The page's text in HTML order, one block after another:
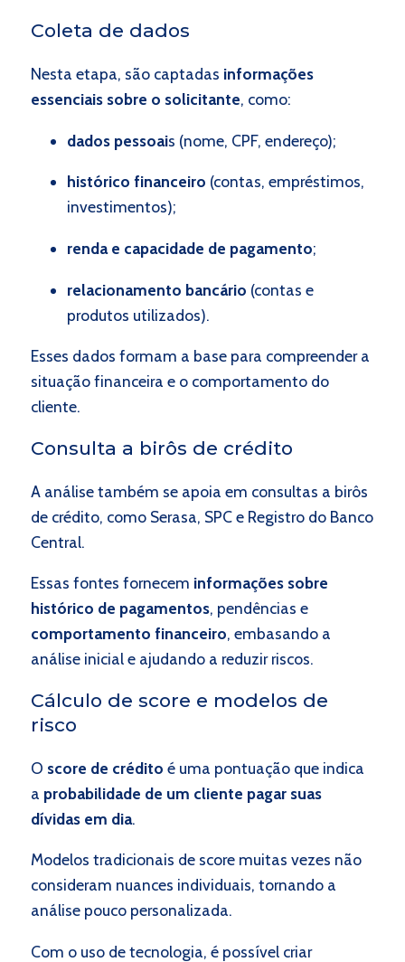
Coleta de dados
Nesta etapa, são captadas informações
essenciais sobre o solicitante, como:
dados pessoais (nome, CPF, endereço);
histórico financeiro (contas, empréstimos,
investimentos);
renda e capacidade de pagamento;
relacionamento bancário (contas e
produtos utilizados).
Esses dados formam a base para compreender a
situação financeira e o comportamento do
cliente.
Consulta a birôs de crédito
A análise também se apoia em consultas a birôs
de crédito, como Serasa, SPC e Registro do Banco
Central.
Essas fontes fornecem informações sobre
histórico de pagamentos, pendências e
comportamento financeiro, embasando a
análise inicial e ajudando a reduzir riscos.
Cálculo de score e modelos de
risco
O score de crédito é uma pontuação que indica
a probabilidade de um cliente pagar suas
dívidas em dia.
Modelos tradicionais de score muitas vezes não
consideram nuances individuais, tornando a
análise pouco personalizada.
Com o uso de tecnologia, é possível criar